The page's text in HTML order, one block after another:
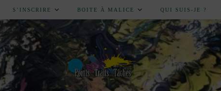
S’INSCRIRE BOITE À MALICE QUI SUIS-JE ?